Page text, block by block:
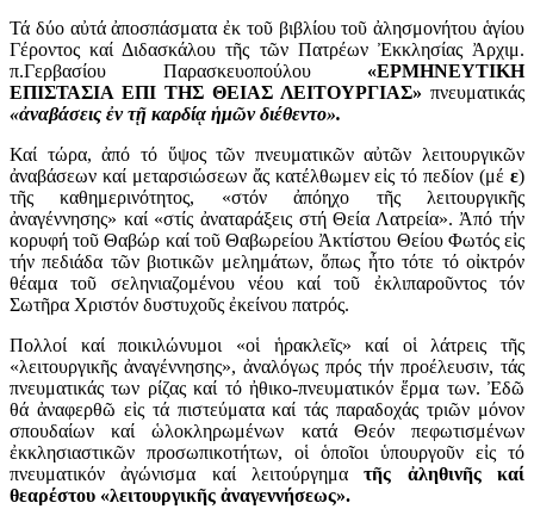
Τά δύο αὐτά ἀποσπάσματα ἐκ τοῦ βιβλίου τοῦ ἀλησμονήτου ἁγίου
Γέροντος καί Διδασκάλου τῆς τῶν Πατρέων Ἐκκλησίας Ἀρχιμ.
π.Γερβασίου Παρασκευοπούλου «ΕΡΜΗΝΕΥΤΙΚΗ
ΕΠΙΣΤΑΣΙΑ ΕΠΙ ΤΗΣ ΘΕΙΑΣ ΛΕΙΤΟΥΡΓΙΑΣ» πνευματικάς
«ἀναβάσεις ἐν τῇ καρδίᾳ ἡμῶν διέθεντο».
Καί τώρα, ἀπό τό ὕψος τῶν πνευματικῶν αὐτῶν λειτουργικῶν
ἀναβάσεων καί μεταρσιώσεων ἄς κατέλθωμεν εἰς τό πεδίον (μέ ε)
τῆς καθημερινότητος, «στόν ἀπόηχο τῆς λειτουργικῆς
ἀναγέννησης» καί «στίς ἀναταράξεις στή Θεία Λατρεία». Ἀπό τήν
κορυφή τοῦ Θαβώρ καί τοῦ Θαβωρείου Ἀκτίστου Θείου Φωτός εἰς
τήν πεδιάδα τῶν βιοτικῶν μελημάτων, ὅπως ἦτο τότε τό οἰκτρόν
θέαμα τοῦ σεληνιαζομένου νέου καί τοῦ ἐκλιπαροῦντος τόν
Σωτῆρα Χριστόν δυστυχοῦς ἐκείνου πατρός.
Πολλοί καί ποικιλώνυμοι «οἱ ἡρακλεῖς» καί οἱ λάτρεις τῆς
«λειτουργικῆς ἀναγέννησης», ἀναλόγως πρός τήν προέλευσιν, τάς
πνευματικάς των ρίζας καί τό ἠθικο-πνευματικόν ἕρμα των. Ἐδῶ
θά ἀναφερθῶ εἰς τά πιστεύματα καί τάς παραδοχάς τριῶν μόνον
σπουδαίων καί ὡλοκληρωμένων κατά Θεόν πεφωτισμένων
ἐκκλησιαστικῶν προσωπικοτήτων, οἱ ὁποῖοι ὑπουργοῦν εἰς τό
πνευματικόν ἀγώνισμα καί λειτούργηματῆς ἀληθινῆς καί
θεαρέστου «λειτουργικῆς ἀναγεννήσεως».